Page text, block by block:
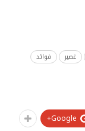
غصير
فوائد
Google+